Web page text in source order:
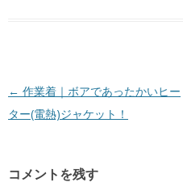
投
稿
ゲ
← 作業着｜ボアであったかいヒー
ター(電熱)ジャケット！
コメントを残す